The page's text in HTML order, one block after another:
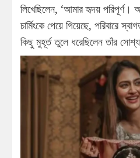
লিখেছিলেন, ‘আমার হৃদয় পরিপূর্ণ।
চার্মিংকে পেয়ে গিয়েছে, পরিবারে
কিছু মুহূর্ত তুলে ধরেছিলেন তাঁর